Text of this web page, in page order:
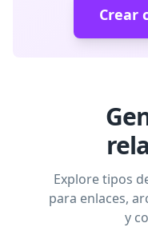
Crear
Explore tipos
para enlaces,
y